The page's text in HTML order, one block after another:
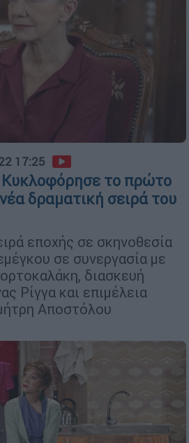
17:25
το πρώτο
δραματική σειρά του
εποχής σε σκηνοθεσία
σε συνεργασία με
διασκευή
Ρίγγα και επιμέλεια
Αποστόλου